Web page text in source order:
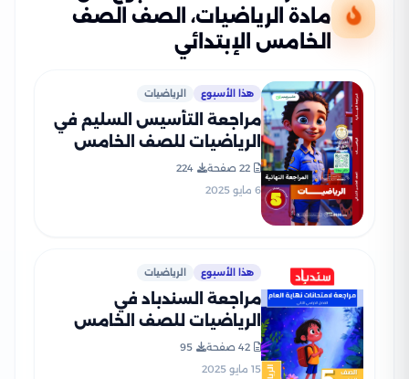
مادة الرياضيات، الصف الصف
الخامس الإبتدائي
هذا الأسبوع الرياضيات
مراجعة التأسيس السليم في
الرياضيات للصف الخامس
PDF بالاجابات
22 صفحة
224
6 مايو 2025
هذا الأسبوع الرياضيات
مراجعة السندباد في
الرياضيات للصف الخامس
بالاجابات
42 صفحة
95
15 مايو 2025